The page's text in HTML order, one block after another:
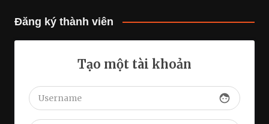
Đăng ký thành viên
Tạo một tài khoản
face